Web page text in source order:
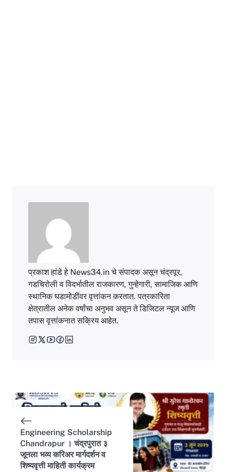
प्रकाश हांडे हे News34.in चे संपादक असून चंद्रपूर,
गडचिरोली व विदर्भातील राजकारण, गुन्हेगारी, सामाजिक आणि
स्थानिक घडामोडींवर वृत्तांकन करतात. पत्रकारिता
क्षेत्रातील अनेक वर्षांचा अनुभव असून ते डिजिटल न्यूज आणि
तपास वृत्तांकनात सक्रिय आहेत.
Engineering Scholarship
Chandrapur । चंद्रपुरात ३
जूनला भव्य करिअर मार्गदर्शन व
शिष्यवृत्ती माहिती कार्यक्रम